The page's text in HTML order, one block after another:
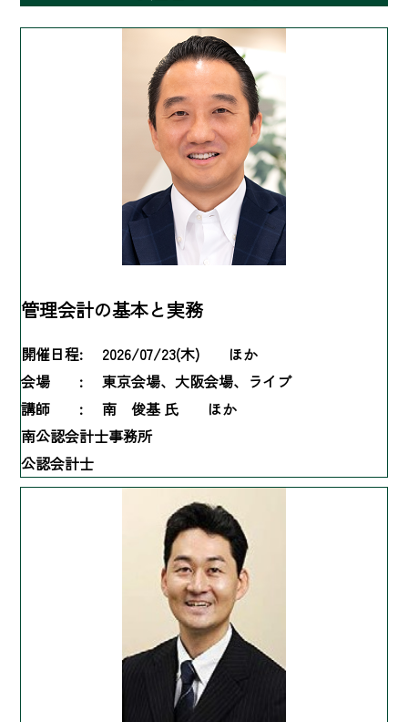
管理会計の基本と実務
開催日程:
2026/07/23(木) ほか
会場 :
東京会場、大阪会場、ライブ
講師 :
南 俊基 氏 ほか
南公認会計士事務所
公認会計士